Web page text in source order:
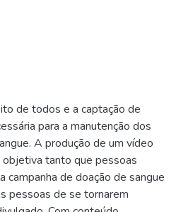
de todos e a captação de
para a manutenção dos
A produção de um vídeo
tanto que pessoas
campanha de doação de sangue
pessoas de se tornarem